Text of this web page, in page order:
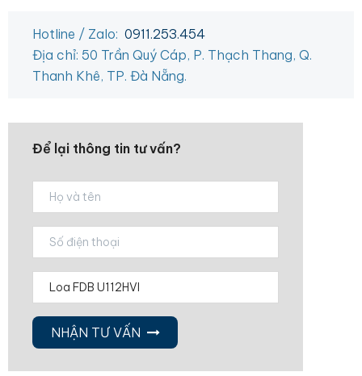
Hotline / Zalo: 0911.253.454
Địa chỉ: 50 Trần Quý Cáp, P. Thạch Thang, Q.
Thanh Khê, TP. Đà Nẵng.
Để lại thông tin tư vấn?
NHẬN TƯ VẤN